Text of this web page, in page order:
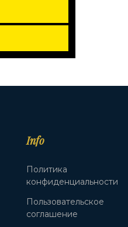
Info
Политика
конфиденциальности
Пользовательское
соглашение